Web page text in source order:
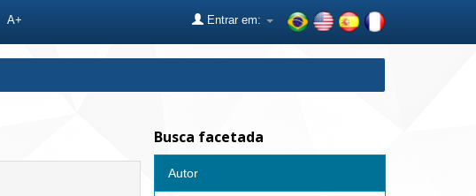
A+ Entrar em:
Busca facetada
Autor